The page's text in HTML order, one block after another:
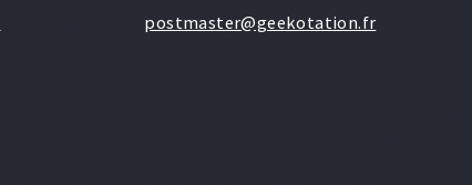
postmaster@geekotation.fr